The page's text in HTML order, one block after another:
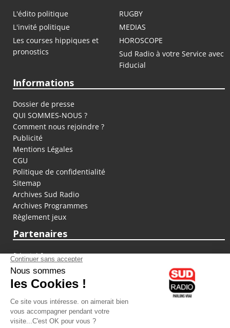
L'édito politique
RUGBY
L'invité politique
MEDIAS
Les courses hippiques et
pronostics
HOROSCOPE
Sud Radio à votre Service avec
Fiducial
Informations
Dossier de presse
QUI SOMMES-NOUS ?
Comment nous rejoindre ?
Publicité
Mentions Légales
CGU
Politique de confidentialité
Sitemap
Archives Sud Radio
Archives Programmes
Règlement jeux
Partenaires
fiducial.fr
lyoncapitale.fr
olympique-et-lyonnais.com
L'application Iphone / Android